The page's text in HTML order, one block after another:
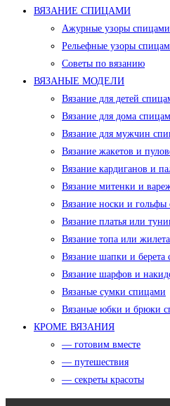
ВЯЗАНИЕ СПИЦАМИ
Ажурные узоры спицами
Рельефные узоры
Советы по вязанию
ВЯЗАНЫЕ МОДЕЛИ
Вязание для детей
Вязание для дома
Вязание для мужчин
Вязание жакетов и
Вязание кардиганов и
Вязание митенки и
Вязание носки и гольфы
Вязание платья или
Вязание топа или
Вязание шапки и берета
Вязание шарфов и
Вязаные сумки спицами
Вязаные юбки и брюки
КРОМЕ ВЯЗАНИЯ
— готовим вместе
— путешествия
— секреты красоты